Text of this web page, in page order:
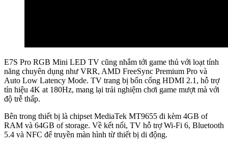
E7S Pro RGB Mini LED TV cũng nhắm tới game thủ với loạt tính
năng chuyên dụng như VRR, AMD FreeSync Premium Pro và
Auto Low Latency Mode. TV trang bị bốn cổng HDMI 2.1, hỗ trợ
tín hiệu 4K at 180Hz, mang lại trải nghiệm chơi game mượt mà với
độ trễ thấp.
Bên trong thiết bị là chipset MediaTek MT9655 đi kèm 4GB of
RAM và 64GB of storage. Về kết nối, TV hỗ trợ Wi-Fi 6, Bluetooth
5.4 và NFC để truyền màn hình từ thiết bị di động.